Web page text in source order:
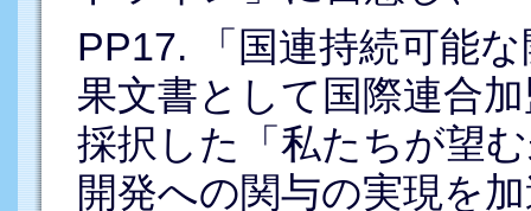
PP17. 「国連持続可能
果文書として国際連合
採択した「私たちが望
開発への関与の実現を